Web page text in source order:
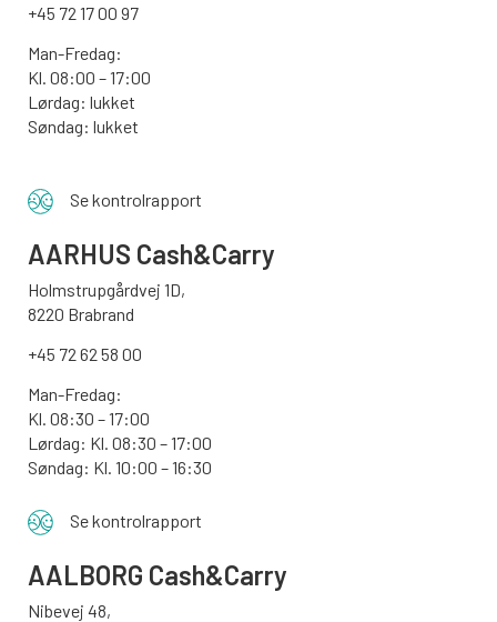
+45 72 17 00 97
Man-Fredag:
Kl. 08:00 – 17:00
Lørdag: lukket
Søndag: lukket
Se kontrolrapport
AARHUS Cash&Carry
Holmstrupgårdvej 1D,
8220 Brabrand
+45 72 62 58 00
Man-Fredag:
Kl. 08:30 – 17:00
Lørdag: Kl. 08:30 – 17:00
Søndag: Kl. 10:00 – 16:30
Se kontrolrapport
AALBORG Cash&Carry
Nibevej 48,